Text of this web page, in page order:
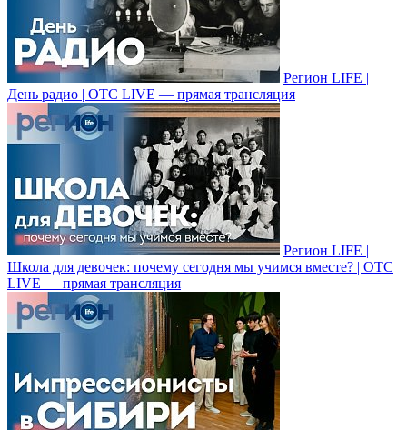
Регион LIFE |
День радио | ОТС LIVE — прямая трансляция
Регион LIFE |
Школа для девочек: почему сегодня мы учимся вместе? | ОТС
LIVE — прямая трансляция